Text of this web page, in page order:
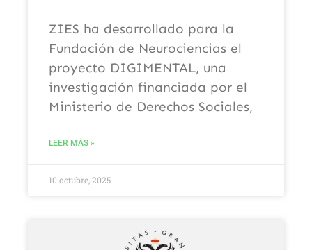
ZIES ha desarrollado para la
Fundación de Neurociencias el
proyecto DIGIMENTAL, una
investigación financiada por el
Ministerio de Derechos Sociales,
LEER MÁS »
10 octubre, 2025